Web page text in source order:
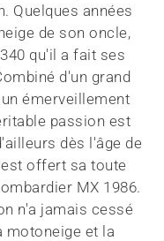
Quelques années
de son oncle,
qu'il a fait ses
d'un grand
émerveillement
passion est
dès l'âge de
offert sa toute
MX 1986.
n'a jamais cessé
motoneige et la